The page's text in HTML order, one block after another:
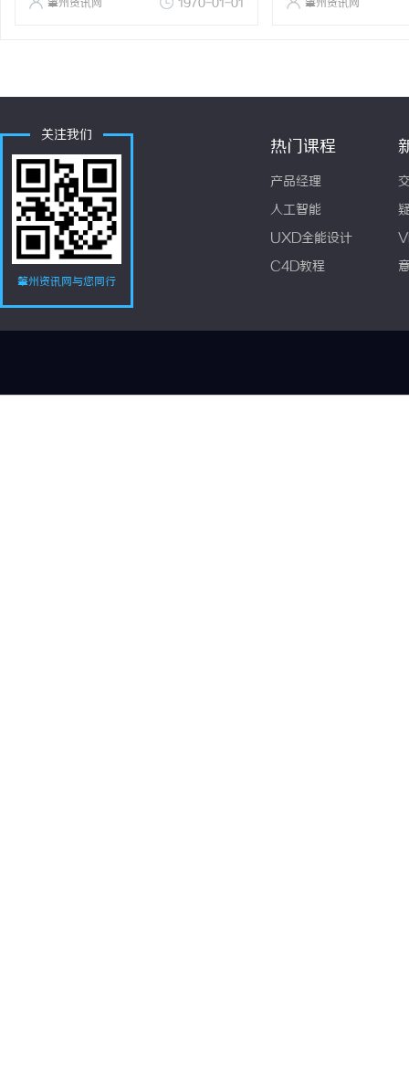
肇州资讯网 1970-01-01 肇州资讯网
关注我们
肇州资讯网与您同行
热门课程
产品经理
人工智能
UXD全能设计
C4D教程